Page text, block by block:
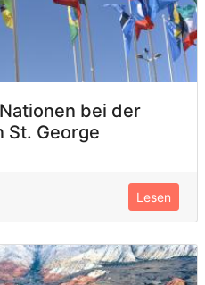
bei der
St. George
Lesen